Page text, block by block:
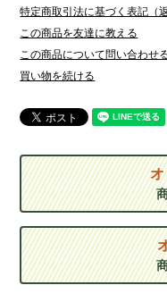
特定商取引法に基づく表記（
この商品を友達に教える
この商品について問い合わせ
買い物を続ける
オ